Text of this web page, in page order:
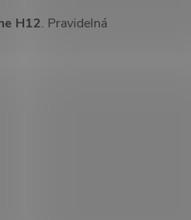
H12. Pravidelná